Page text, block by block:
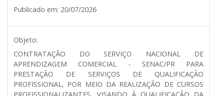
Publicado em: 20/07/2026
Objeto:
CONTRATAÇÃO DO SERVIÇO NACIONAL DE
APRENDIZAGEM COMERCIAL - SENAC/PR PARA
PRESTAÇÃO DE SERVIÇOS DE QUALIFICAÇÃO
PROFISSIONAL, POR MEIO DA REALIZAÇÃO DE CURSOS
PROFISSIONALIZANTES, VISANDO À QUALIFICAÇÃO DA